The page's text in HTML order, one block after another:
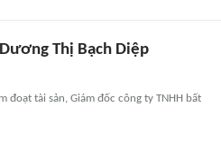
Thị Bạch Diệp
đoạt tài sản, Giám đốc công ty TNHH bất